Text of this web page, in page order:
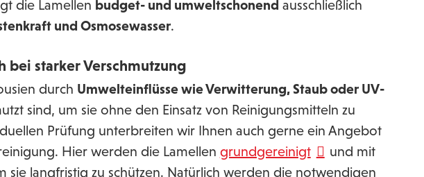
die Lamellen budget- und umweltschonend ausschließlich
und Osmosewasser.
bei starker Verschmutzung
durch Umwelteinflüsse wie Verwitterung, Staub oder UV-
sind, um sie ohne den Einsatz von Reinigungsmitteln zu
Prüfung unterbreiten wir Ihnen auch gerne ein Angebot
Hier werden die Lamellen grundgereinigt
und mit
sie langfristig zu schützen. Natürlich werden die notwendigen